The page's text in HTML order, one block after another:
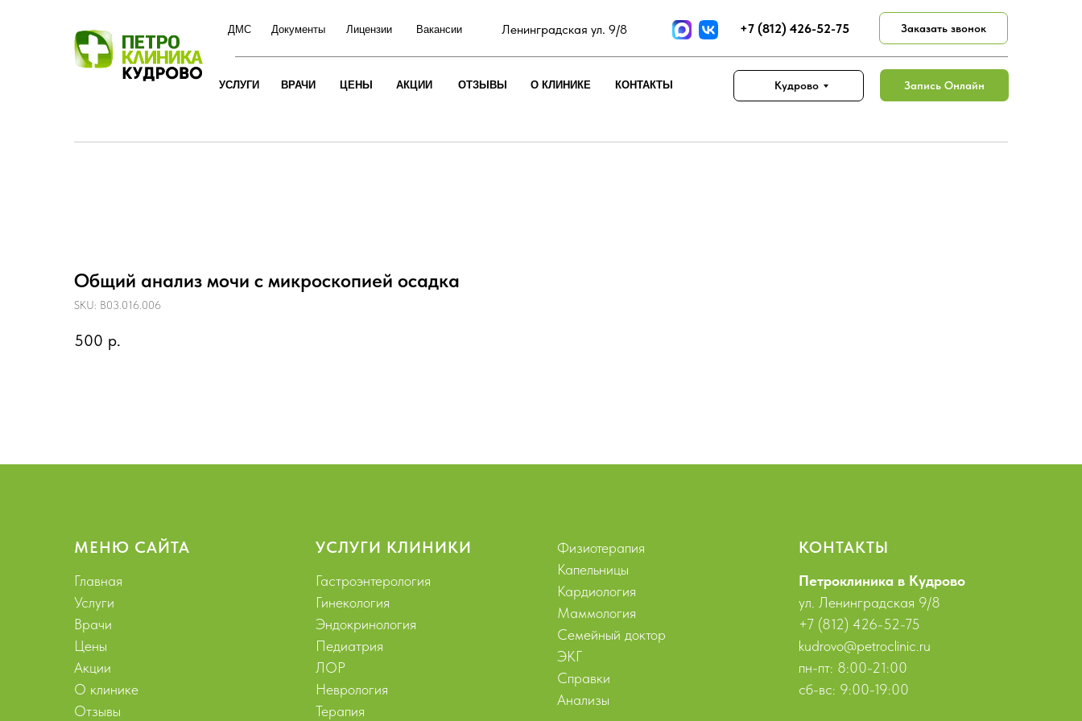
+7 (812) 426-52-75
Запись Онлайн
УСЛУГИ ЦЕНЫ О КЛИНИКЕ КОНТАКТЫ
ОТЗЫВЫ
ВРАЧИ АКЦИИ
ДМС Документы Вакансии
Лицензии Заказать звонок
Кудрово
Ленинградская ул. 9/8
Общий анализ мочи с микроскопией осадка
SKU: B03.016.006
500 р.
МЕНЮ САЙТА
Главная
Услуги
Врачи
Цены
Акции
О клинике
Отзывы
УСЛУГИ КЛИНИКИ
Гастроэнтерология
Гинекология
Эндокринология
Педиатрия
ЛОР
Неврология
Терапия
Физиотерапия
Капельницы
Кардиология
Маммология
Семейный доктор
ЭКГ
Справки
Анализы
КОНТАКТЫ
Петроклиника в Кудрово
ул. Ленинградская 9/8
+7 (812) 426-52-75
kudrovo@petroclinic.ru
пн-пт: 8:00-21:00
сб-вс: 9:00-19:00